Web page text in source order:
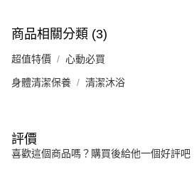
商品相關分類 (3)
超值特價 心動必買
身體清潔保養 清潔沐浴
評價
喜歡這個商品嗎？購買後給他一個好評吧